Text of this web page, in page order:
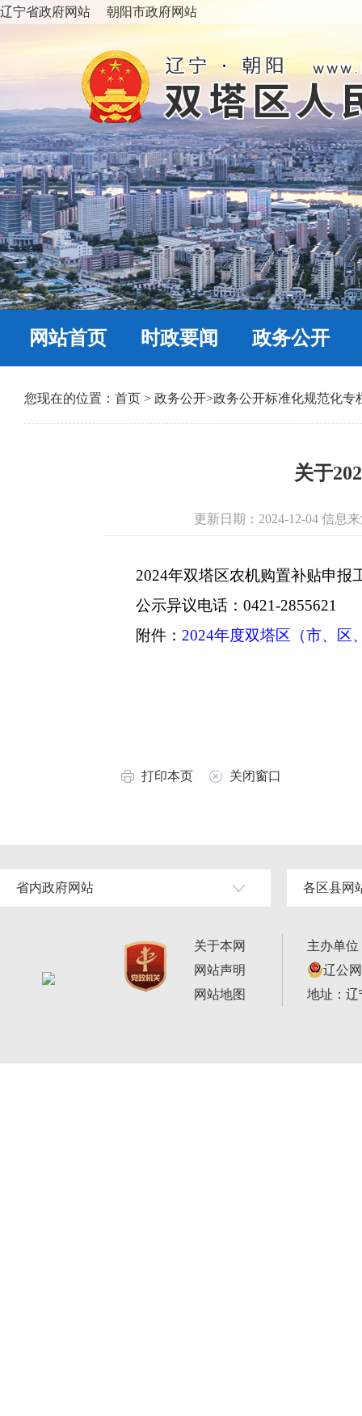
辽宁省政府网站 朝阳市政府网站
网站首页 时政要闻 政务公开
您现在的位置： 首页 > 政务公开>政务公开标准化规范化专
关于
更新日期：2024-12-04 信息
2024年双塔区农机购置补贴申报工
公示异议电话：0421-2855621
附件： 2024年度双塔区（市、区
打印本页 关闭窗口
省内政府网站 各区县网
关于本网
网站声明
网站地图
主办单
辽公
地址：辽